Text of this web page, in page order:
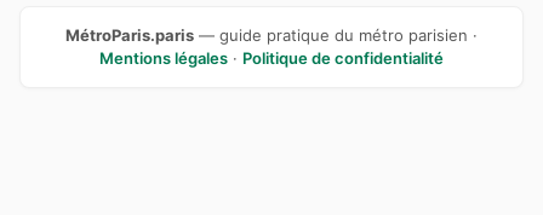
MétroParis.paris — guide pratique du métro parisien ·
Mentions légales · Politique de confidentialité